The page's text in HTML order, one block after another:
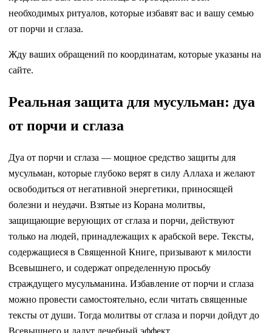
необходимых ритуалов, которые избавят вас и вашу семью
от порчи и сглаза.
Жду ваших обращений по координатам, которые указаны на
сайте.
Реальная защита для мусульман: дуа
от порчи и сглаза
Дуа от порчи и сглаза — мощное средство защиты для
мусульман, которые глубоко верят в силу Аллаха и желают
освободиться от негативной энергетики, приносящей
болезни и неудачи. Взятые из Корана молитвы,
защищающие верующих от сглаза и порчи, действуют
только на людей, принадлежащих к арабской вере. Тексты,
содержащиеся в Священной Книге, призывают к милости
Всевышнего, и содержат определенную просьбу
страждущего мусульманина. Избавление от порчи и сглаза
можно провести самостоятельно, если читать священные
тексты от души. Тогда молитвы от сглаза и порчи дойдут до
Всевышнего и дадут лечебный эффект.